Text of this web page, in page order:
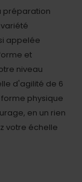
préparation
appelée
et
niveau
d'agilité de 6
physique
en un rien
votre échelle